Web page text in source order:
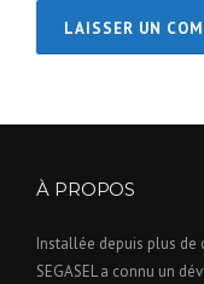
À PROPOS
Installée depuis plus de
SEGASEL a connu un